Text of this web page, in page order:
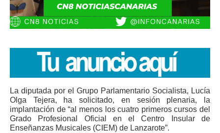
La diputada por el Grupo Parlamentario Socialista, Lucía
Olga Tejera, ha solicitado, en sesión plenaria, la
implantación de “al menos los cuatro primeros cursos del
Grado Profesional Oficial en el Centro Insular de
Enseñanzas Musicales (CIEM) de Lanzarote”.